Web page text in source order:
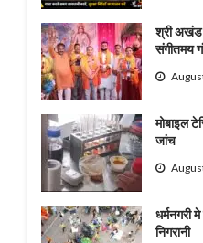
श्री अखंड
संगीतमय
मोबाइल
जांच
धर्मनगरी
निगरानी